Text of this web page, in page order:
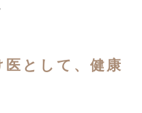
として、健康